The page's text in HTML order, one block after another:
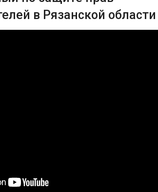
в Рязанской области